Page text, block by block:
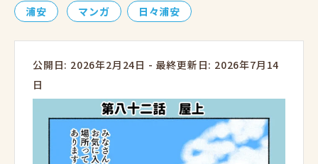
浦安 マンガ 日々浦安
公開日: 2026年2月24日 - 最終更新日: 2026年7月14
日